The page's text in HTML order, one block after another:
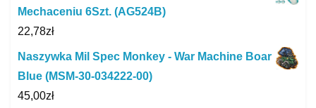
Mechaceniu 6Szt. (AG524B)
22,78zł
Naszywka Mil Spec Monkey - War Machine Boar
Blue (MSM-30-034222-00)
45,00zł